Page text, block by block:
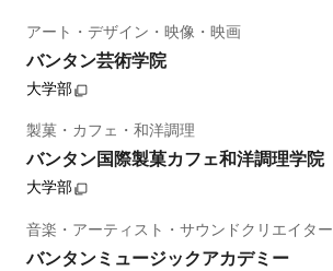
アート・デザイン・映像・映画
バンタン芸術学院
大学部
製菓・カフェ・和洋調理
バンタン国際製菓カフェ和洋調理学院
大学部
音楽・アーティスト・サウンドクリエイター
バンタンミュージックアカデミー